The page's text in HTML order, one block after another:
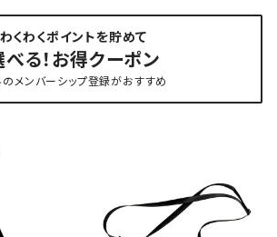
わくわくポイントを貯めて
べる！お得クーポン
メンバーシップ登録がおすすめ